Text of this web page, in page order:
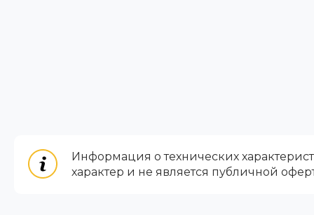
Информация о технических
характер и не является публичной